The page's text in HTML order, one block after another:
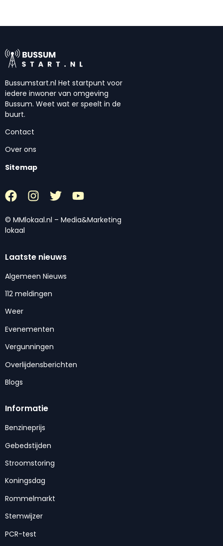
Bussumstart.nl Het startpunt voor
iedere inwoner van omgeving
Bussum. Weet wat er speelt in de
buurt.
Contact
Over ons
Sitemap
© MMlokaal.nl – Media&Marketing
lokaal
Laatste nieuws
Algemeen Nieuws
112 meldingen
Weer
Evenementen
Vergunningen
Overlijdensberichten
Blogs
Informatie
Benzineprijs
Gebedstijden
Stroomstoring
Koningsdag
Rommelmarkt
Stemwijzer
PCR-test